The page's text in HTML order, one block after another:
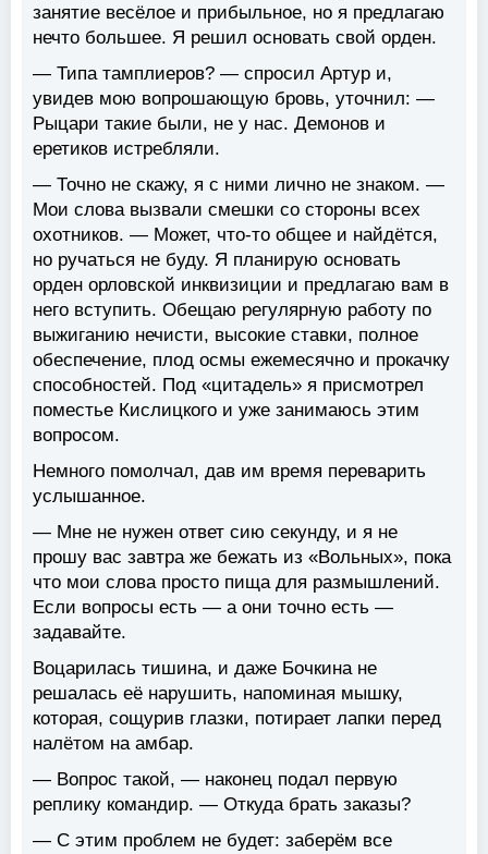
занятие весёлое и прибыльное, но я предлагаю
нечто большее. Я решил основать свой орден.
— Типа тамплиеров? — спросил Артур и,
увидев мою вопрошающую бровь, уточнил: —
Рыцари такие были, не у нас. Демонов и
еретиков истребляли.
— Точно не скажу, я с ними лично не знаком. —
Мои слова вызвали смешки со стороны всех
охотников. — Может, что-то общее и найдётся,
но ручаться не буду. Я планирую основать
орден орловской инквизиции и предлагаю вам в
него вступить. Обещаю регулярную работу по
выжиганию нечисти, высокие ставки, полное
обеспечение, плод осмы ежемесячно и прокачку
способностей. Под «цитадель» я присмотрел
поместье Кислицкого и уже занимаюсь этим
вопросом.
Немного помолчал, дав им время переварить
услышанное.
— Мне не нужен ответ сию секунду, и я не
прошу вас завтра же бежать из «Вольных», пока
что мои слова просто пища для размышлений.
Если вопросы есть — а они точно есть —
задавайте.
Воцарилась тишина, и даже Бочкина не
решалась её нарушить, напоминая мышку,
которая, сощурив глазки, потирает лапки перед
налётом на амбар.
— Вопрос такой, — наконец подал первую
реплику командир. — Откуда брать заказы?
— С этим проблем не будет: заберём все